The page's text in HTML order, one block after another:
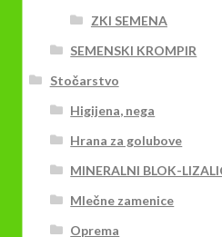
ZKI SEMENA
SEMENSKI KROMPIR
Stočarstvo
Higijena, nega
Hrana za golubove
MINERALNI BLOK-
Mlečne zamenice
Oprema